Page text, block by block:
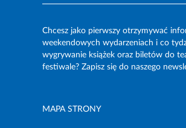
Chcesz jako pierwszy otrzymywać
weekendowych wydarzeniach i co
wygrywanie książek oraz biletów do
festiwale? Zapisz się do naszego
MAPA STRONY